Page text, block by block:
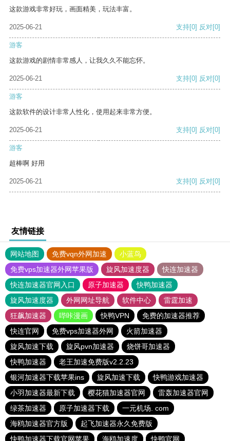
这款游戏非常好玩，画面精美，玩法丰富。
2025-06-21 支持[0] 反对[0]
游客
这款游戏的剧情非常感人，让我久久不能忘怀。
2025-06-21 支持[0] 反对[0]
游客
这款软件的设计非常人性化，使用起来非常方便。
2025-06-21 支持[0] 反对[0]
游客
超棒啊 好用
2025-06-21 支持[0] 反对[0]
友情链接
网站地图 免费vqn外网加速
小蓝鸟
免费vps加速器外网苹果版
旋风加速度器
快连加速器
快连加速器官网入口
原子加速器
快鸭加速器
旋风加速度器
外网网址导航 软件中心
雷霆加速
狂飙加速器
哔咔漫画 快鸭VPN
免费的加速器推荐
快连官网
免费vps加速器外网
火箭加速器
旋风加速下载
旋风pvn加速器
烧饼哥加速器
快鸭加速器
老王加速免费版v2.2.23
银河加速器下载苹果ins
旋风加速下载
快鸭游戏加速器
小羽加速器最新下载
樱花猫加速器官网
雷轰加速器官网
绿茶加速器
原子加速器下载
一元机场. com
海鸥加速器官方版
起飞加速器永久免费版
快鸭加速器下载官网苹果
海鸥加速度 快鸭官网